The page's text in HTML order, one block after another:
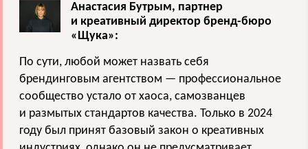
Анастасия Бутрым, партнер
и креативный директор бренд-бюро
«Щука»:
По сути, любой может назвать себя
брендинговым агентством — профессиональное
сообщество устало от хаоса, самозванцев
и размытых стандартов качества. Только в 2024
году был принят базовый закон о креативных